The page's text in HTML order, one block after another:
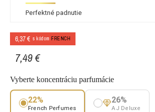
Perfektné padnutie
6,37 € s kódom FRENCH
7,49 €
Vyberte koncentráciu parfumácie
22%
French Perfumes
26%
AJ Deluxe